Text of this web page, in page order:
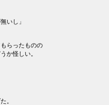
いし」
らったものの
か怪しい。
。